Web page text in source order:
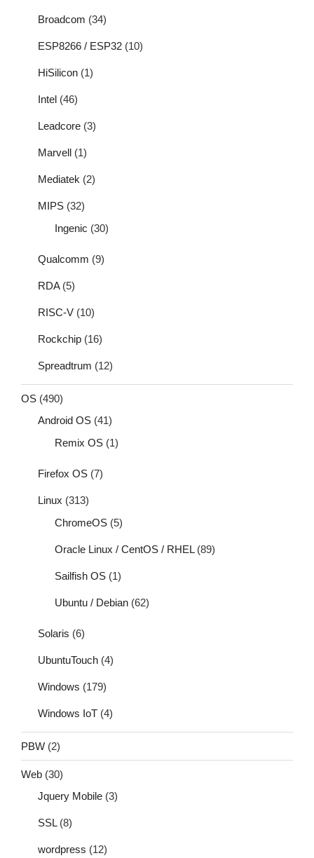
Broadcom (34)
ESP8266 / ESP32 (10)
HiSilicon (1)
Intel (46)
Leadcore (3)
Marvell (1)
Mediatek (2)
MIPS (32)
Ingenic (30)
Qualcomm (9)
RDA(5)
RISC-V (10)
Rockchip (16)
Spreadtrum (12)
OS (490)
Android OS (41)
Remix OS (1)
Firefox OS (7)
Linux (313)
ChromeOS (5)
Oracle Linux / CentOS / RHEL(89)
Sailfish OS (1)
Ubuntu / Debian (62)
Solaris (6)
UbuntuTouch (4)
Windows (179)
Windows IoT (4)
PBW (2)
Web (30)
Jquery Mobile (3)
SSL(8)
wordpress (12)